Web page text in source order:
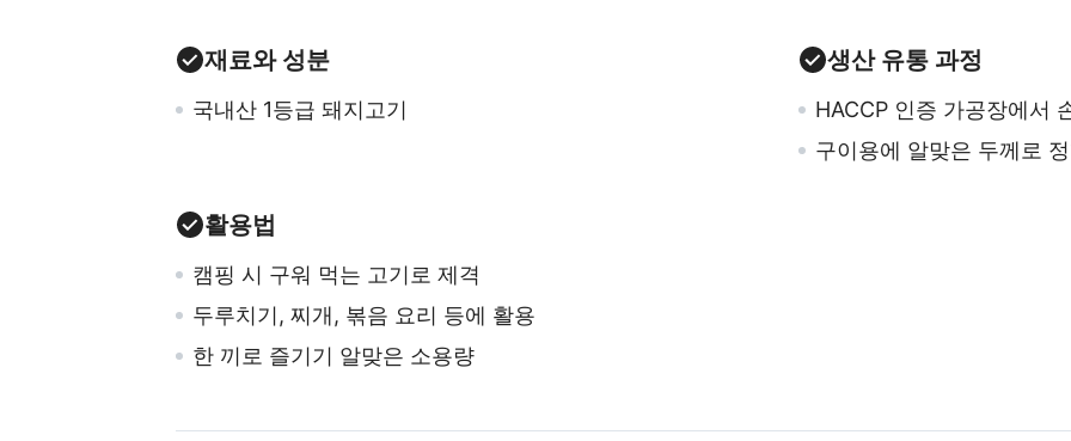
재료와 성분
국내산 1등급 돼지고기
생산 유통 과정
HACCP 인증 가공장에서
구이용에 알맞은 두께로
활용법
캠핑 시 구워 먹는 고기로 제격
두루치기, 찌개, 볶음 요리 등에 활용
한 끼로 즐기기 알맞은 소용량